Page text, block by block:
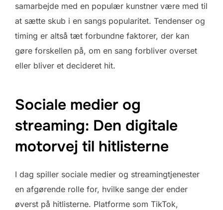
samarbejde med en populær kunstner være med til
at sætte skub i en sangs popularitet. Tendenser og
timing er altså tæt forbundne faktorer, der kan
gøre forskellen på, om en sang forbliver overset
eller bliver et decideret hit.
Sociale medier og
streaming: Den digitale
motorvej til hitlisterne
I dag spiller sociale medier og streamingtjenester
en afgørende rolle for, hvilke sange der ender
øverst på hitlisterne. Platforme som TikTok,